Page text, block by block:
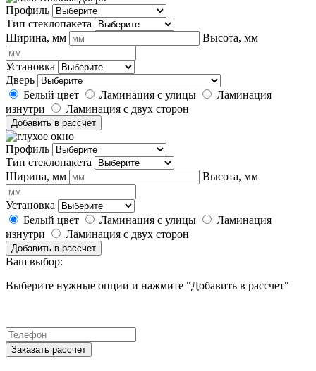
Профиль
Тип стеклопакета
Ширина, мм
Высота, мм
Установка
Дверь
Белый цвет
Ламинация с улицы
Ламинация
изнутри
Ламинация с двух сторон
Добавить в рассчет
Профиль
Тип стеклопакета
Ширина, мм
Высота, мм
Установка
Белый цвет
Ламинация с улицы
Ламинация
изнутри
Ламинация с двух сторон
Добавить в рассчет
Ваш выбор:
Выберите нужные опции и нажмите "Добавить в рассчет"